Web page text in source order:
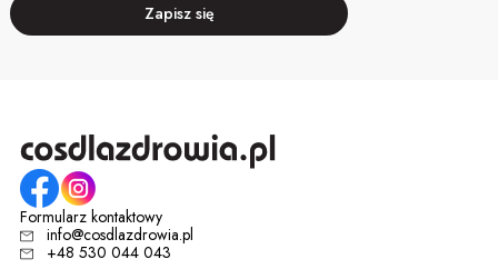
Zapisz się
Formularz kontaktowy
info@cosdlazdrowia.pl
+48 530 044 043